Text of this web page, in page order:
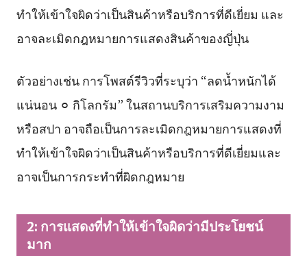
ทำให้เข้าใจผิดว่าเป็นสินค้าหรือบริการที่ดีเยี่ยม และ
อาจละเมิดกฎหมายการแสดงสินค้าของญี่ปุ่น
ตัวอย่างเช่น การโพสต์รีวิวที่ระบุว่า “ลดน้ำหนักได้
แน่นอน ⚪︎ กิโลกรัม” ในสถานบริการเสริมความงาม
หรือสปา อาจถือเป็นการละเมิดกฎหมายการแสดงที่
ทำให้เข้าใจผิดว่าเป็นสินค้าหรือบริการที่ดีเยี่ยมและ
อาจเป็นการกระทำที่ผิดกฎหมาย
2: การแสดงที่ทำให้เข้าใจผิดว่ามีประโยชน์
มาก